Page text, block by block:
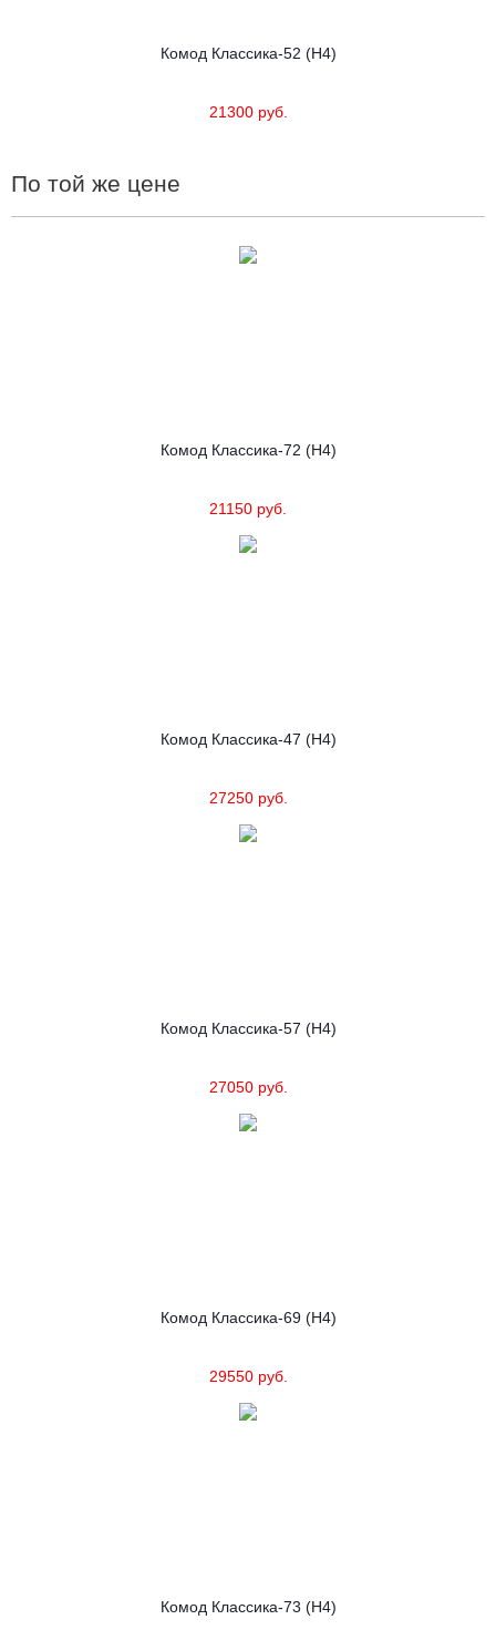
Комод Классика-52 (Н4)
21300 руб.
По той же цене
Комод Классика-72 (Н4)
21150 руб.
Комод Классика-47 (Н4)
27250 руб.
Комод Классика-57 (Н4)
27050 руб.
Комод Классика-69 (Н4)
29550 руб.
Комод Классика-73 (Н4)